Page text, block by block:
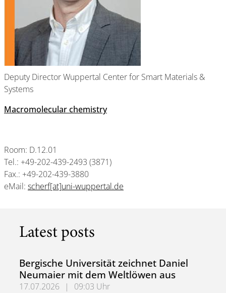
Deputy Director Wuppertal Center for Smart Materials &
Systems
Macromolecular chemistry
Room: D.12.01
Tel.: +49-202-439-2493 (3871)
Fax.: +49-202-439-3880
eMail: scherf[at]uni-wuppertal.de
Latest posts
Bergische Universität zeichnet Daniel
Neumaier mit dem Weltlöwen aus
17.07.2026 |
09:03 Uhr